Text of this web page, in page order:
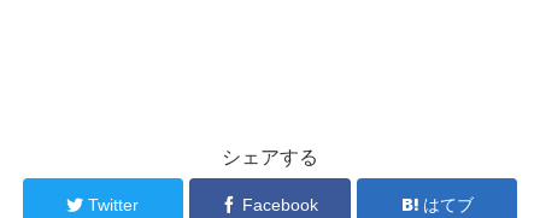
シェアする
Twitter Facebook はてブ